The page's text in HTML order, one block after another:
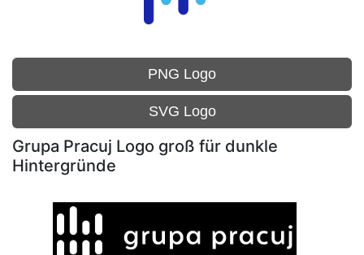
PNG Logo
SVG Logo
Grupa Pracuj Logo groß für dunkle
Hintergründe